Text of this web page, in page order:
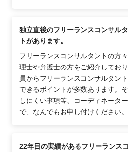
独立直後のフリーランスコンサル
トがあります。
フリーランスコンサルタントの方
理士や弁護士の方をご紹介してお
員からフリーランスコンサルタン
できるポイントが多数あります。
しにくい事項等、コーディネータ
で、なんでもお申し付けください。
22年目の実績があるフリーランス